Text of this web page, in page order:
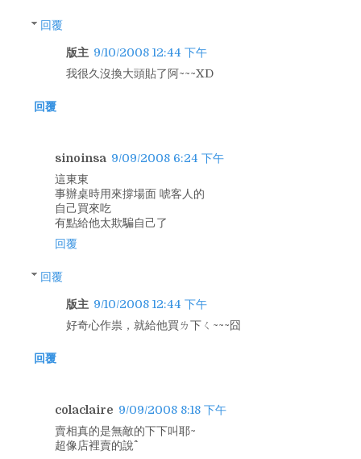
回覆
版主 9/10/2008 12:44 下午
我很久沒換大頭貼了阿~~~XD
回覆
sinoinsa 9/09/2008 6:24 下午
這東東
事辦桌時用來撐場面 唬客人的
自己買來吃
有點給他太欺騙自己了
回覆
回覆
版主 9/10/2008 12:44 下午
好奇心作祟，就給他買ㄌ下ㄑ~~~囧
回覆
colaclaire 9/09/2008 8:18 下午
賣相真的是無敵的下下叫耶~
超像店裡賣的說^^